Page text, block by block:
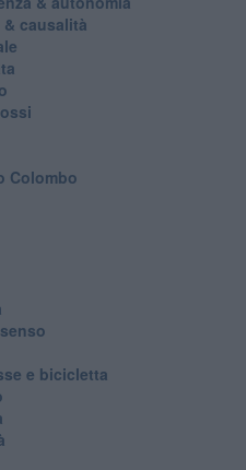
& causalità
Colombo
e bicicletta